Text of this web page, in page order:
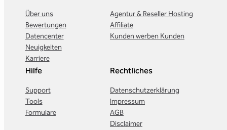
Über uns
Bewertungen
Datencenter
Neuigkeiten
Karriere
Agentur & Reseller Hosting
Affiliate
Kunden werben Kunden
Hilfe
Support
Tools
Formulare
Rechtliches
Datenschutzerklärung
Impressum
AGB
Disclaimer